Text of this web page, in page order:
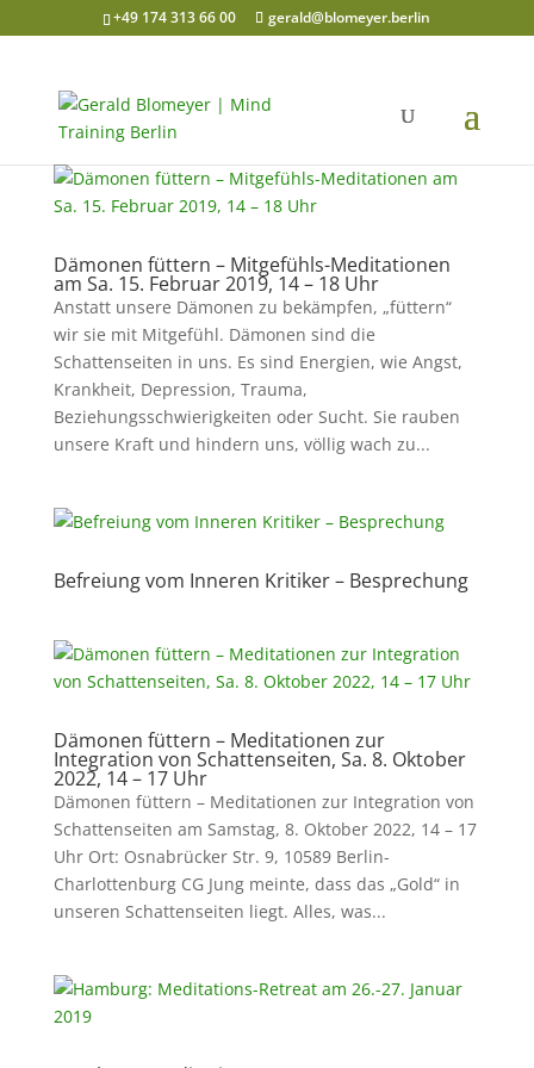
+49 174 313 66 00 gerald@blomeyer.berlin
Dämonen füttern – Mitgefühls-Meditationen
am Sa. 15. Februar 2019, 14 – 18 Uhr
Anstatt unsere Dämonen zu bekämpfen, „füttern“
wir sie mit Mitgefühl. Dämonen sind die
Schattenseiten in uns. Es sind Energien, wie Angst,
Krankheit, Depression, Trauma,
Beziehungsschwierigkeiten oder Sucht. Sie rauben
unsere Kraft und hindern uns, völlig wach zu...
Befreiung vom Inneren Kritiker – Besprechung
Dämonen füttern – Meditationen zur
Integration von Schattenseiten, Sa. 8. Oktober
2022, 14 – 17 Uhr
Dämonen füttern – Meditationen zur Integration von
Schattenseiten am Samstag, 8. Oktober 2022, 14 – 17
Uhr Ort: Osnabrücker Str. 9, 10589 Berlin-
Charlottenburg CG Jung meinte, dass das „Gold“ in
unseren Schattenseiten liegt. Alles, was...